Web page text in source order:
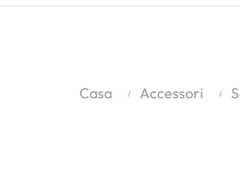
Casa Accessori